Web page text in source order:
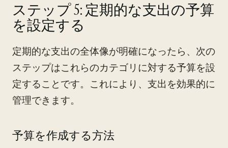
ステップ 5: 定期的な支出の予算
を設定する
定期的な支出の全体像が明確になったら、次の
ステップはこれらのカテゴリに対する予算を設
定することです。これにより、支出を効果的に
管理できます。
予算を作成する方法